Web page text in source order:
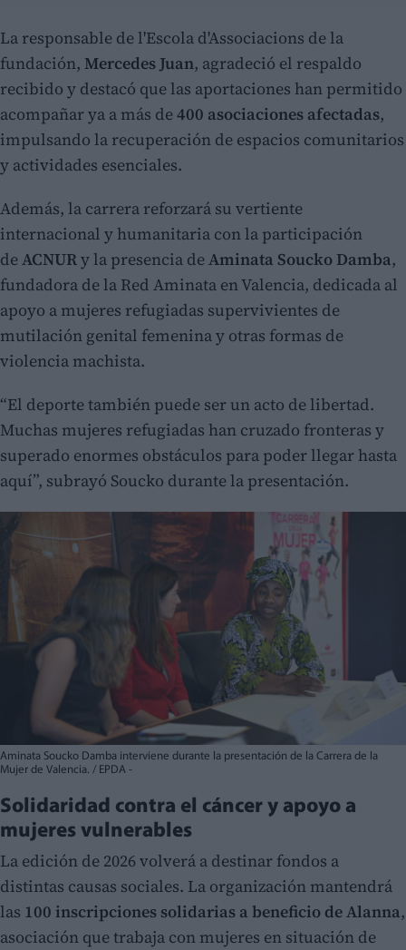
La responsable de l'Escola d'Associacions de la
fundación, Mercedes Juan, agradeció el respaldo
recibido y destacó que las aportaciones han permitido
acompañar ya a más de400 asociaciones afectadas,
impulsando la recuperación de espacios comunitarios
y actividades esenciales.
Además, la carrera reforzará su vertiente
internacional y humanitaria con la participación
deACNURy la presencia deAminata Soucko Damba,
fundadora de la Red Aminata en Valencia, dedicada al
apoyo a mujeres refugiadas supervivientes de
mutilación genital femenina y otras formas de
violencia machista.
“El deporte también puede ser un acto de libertad.
Muchas mujeres refugiadas han cruzado fronteras y
superado enormes obstáculos para poder llegar hasta
aquí”, subrayó Soucko durante la presentación.
Aminata Soucko Damba interviene durante la presentación de la Carrera de la
Mujer de Valencia. / EPDA -
Solidaridad contra el cáncer y apoyo a
mujeres vulnerables
La edición de 2026 volverá a destinar fondos a
distintas causas sociales. La organización mantendrá
las 100 inscripciones solidarias a beneficio de Alanna,
asociación que trabaja con mujeres en situación de